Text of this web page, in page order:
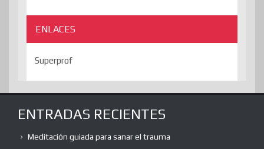
ENLACES
Superprof
ENTRADAS RECIENTES
Meditación guiada para sanar el trauma